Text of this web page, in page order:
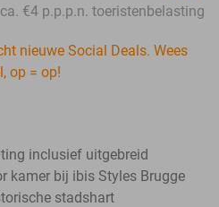
€4 p.p.p.n. toeristenbelasting
nieuwe Social Deals. Wees
op = op!
inclusief uitgebreid
kamer bij ibis Styles Brugge
stadshart